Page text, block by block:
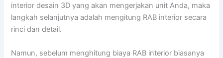
interior desain 3D yang akan mengerjakan unit Anda, maka
langkah selanjutnya adalah mengitung RAB interior secara
rinci dan detail.
Namun, sebelum menghitung biaya RAB interior biasanya